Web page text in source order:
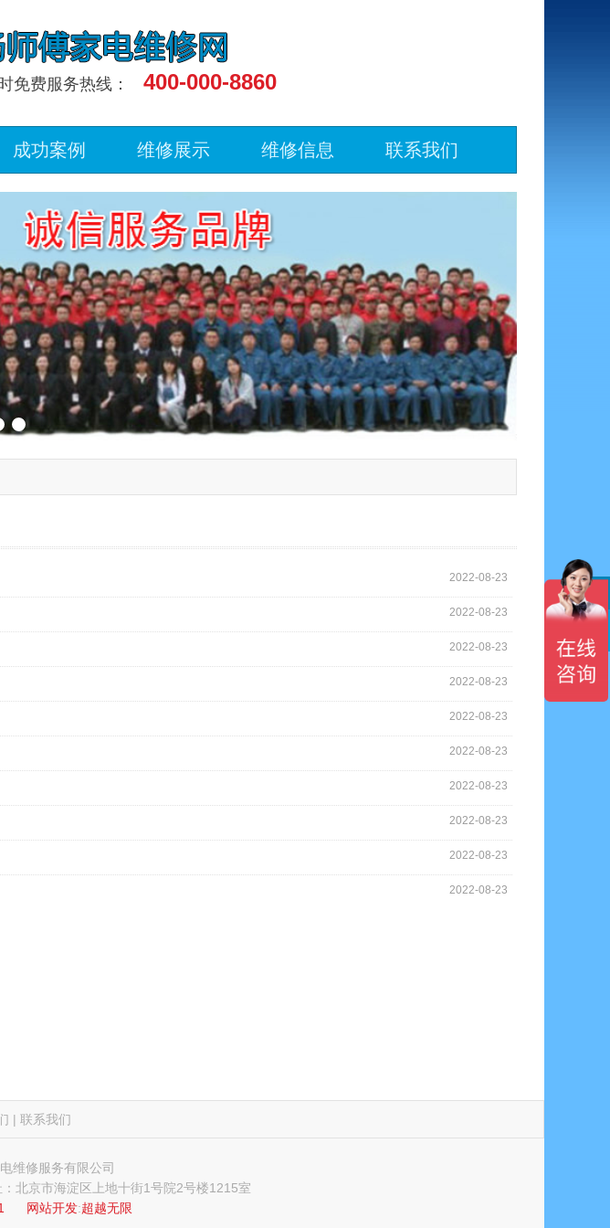
免费服务热线： 400-000-8860
成功案例 维修展示 维修信息 联系我们
2022-08-23
2022-08-23
2022-08-23
2022-08-23
2022-08-23
2022-08-23
2022-08-23
2022-08-23
2022-08-23
2022-08-23
| 联系我们
维修服务有限公司
：北京市海淀区上地十街1号院2号楼1215室
网站开发:超越无限